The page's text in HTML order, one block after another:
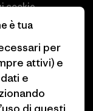
cookie
affiliazione
è tua
per
attivi) e
e